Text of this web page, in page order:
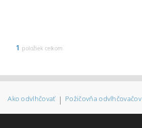
1 položiek celkom
Ako odvlhčovať | Požičovňa odvlhčovačov